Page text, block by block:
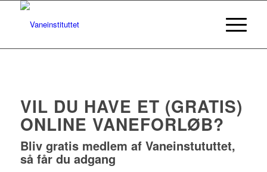
VIL DU HAVE ET (GRATIS)
ONLINE VANEFORLØB?
Bliv gratis medlem af Vaneinstututtet,
så får du adgang